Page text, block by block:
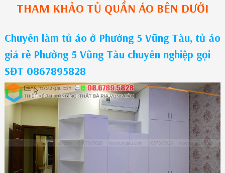
THAM KHẢO TỦ QUẦN ÁO BÊN DƯỚI
Chuyên làm tủ áo ở Phường 5 Vũng Tàu, tủ áo
giá rẻ Phường 5 Vũng Tàu chuyên nghiệp gọi
SĐT 0867895828